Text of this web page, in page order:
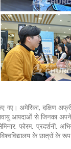
गए। अमेरिका, दक्षिण
आपदाओं से जिनका
फोरम, प्रदर्शनी,
के छात्रों के